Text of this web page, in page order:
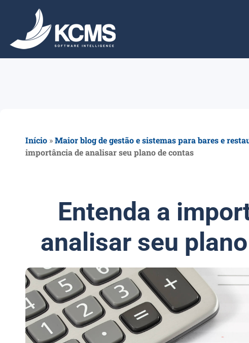
Início »Maior blog de gestão e sistemas para bares e
importância de analisar seu plano de contas
Entenda a
analisar seu